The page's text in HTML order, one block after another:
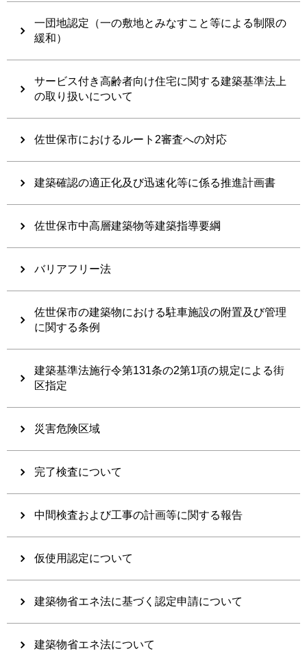
一団地認定（一の敷地とみなすこと等による制限の
緩和）
サービス付き高齢者向け住宅に関する建築基準法上
の取り扱いについて
佐世保市におけるルート2審査への対応
建築確認の適正化及び迅速化等に係る推進計画書
佐世保市中高層建築物等建築指導要綱
バリアフリー法
佐世保市の建築物における駐車施設の附置及び管理
に関する条例
建築基準法施行令第131条の2第1項の規定による街
区指定
災害危険区域
完了検査について
中間検査および工事の計画等に関する報告
仮使用認定について
建築物省エネ法に基づく認定申請について
建築物省エネ法について